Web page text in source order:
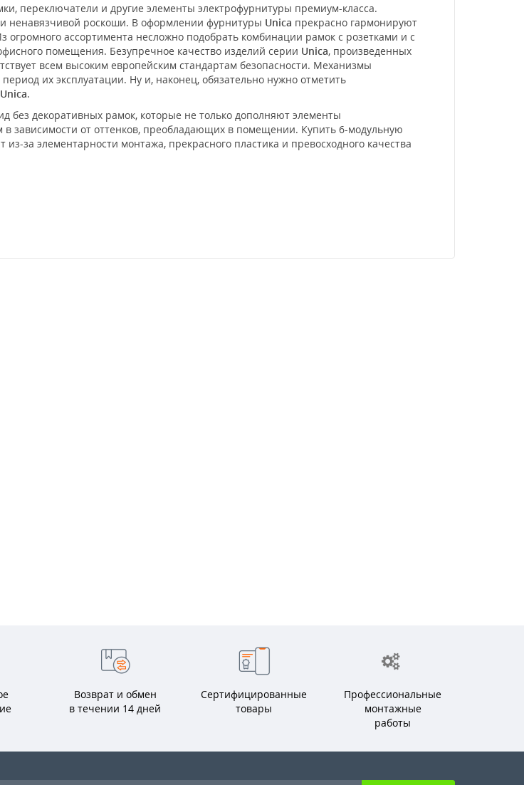
переключатели и другие элементы электрофурнитуры премиум-класса.
ненавязчивой роскоши. В оформлении фурнитуры Unica прекрасно гармонируют
ассортимента несложно подобрать комбинации рамок с розетками и с
помещения. Безупречное качество изделий серии Unica, произведенных
всем высоким европейским стандартам безопасности. Механизмы
их эксплуатации. Ну и, наконец, обязательно нужно отметить
Unica.
декоративных рамок, которые не только дополняют элементы
зависимости от оттенков, преобладающих в помещении. Купить 6-модульную
за элементарности монтажа, прекрасного пластика и превосходного качества
Возврат и обмен
в течении 14 дней
Сертифицированные
товары
Профессиональные
монтажные
работы